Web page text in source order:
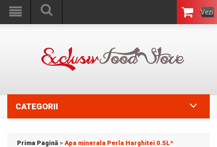
Vezi
Coşul
CATEGORII
Prima Pagină > Apa minerala Perla Harghitei 0.5L*